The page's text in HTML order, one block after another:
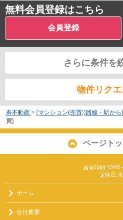
無料会員登録はこちら
会員登録
さらに条件を
物件リクエ
寿不動産 > (マンション(売買))路線・駅から
買)
ページト
営業時間:10:00
定休日:水
ホーム
会社概要